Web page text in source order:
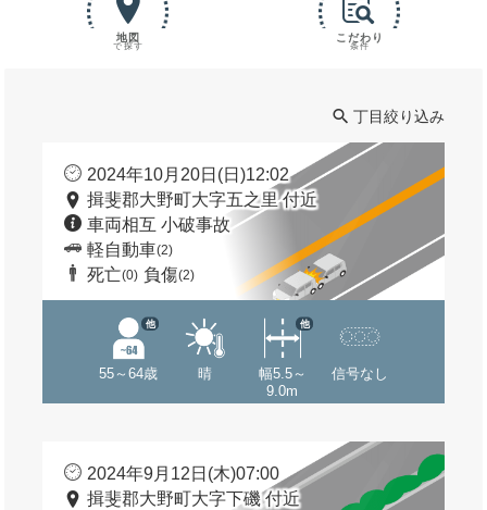
地図
で探す
こだわり
条件
丁目絞り込み
2024年10月20日(日)12:02
揖斐郡大野町大字五之里 付近
車両相互 小破事故
軽自動車(2)
死亡(0) 負傷(2)
55～64歳
他
晴
幅5.5～
9.0m
他
信号なし
2024年9月12日(木)07:00
揖斐郡大野町大字下磯 付近